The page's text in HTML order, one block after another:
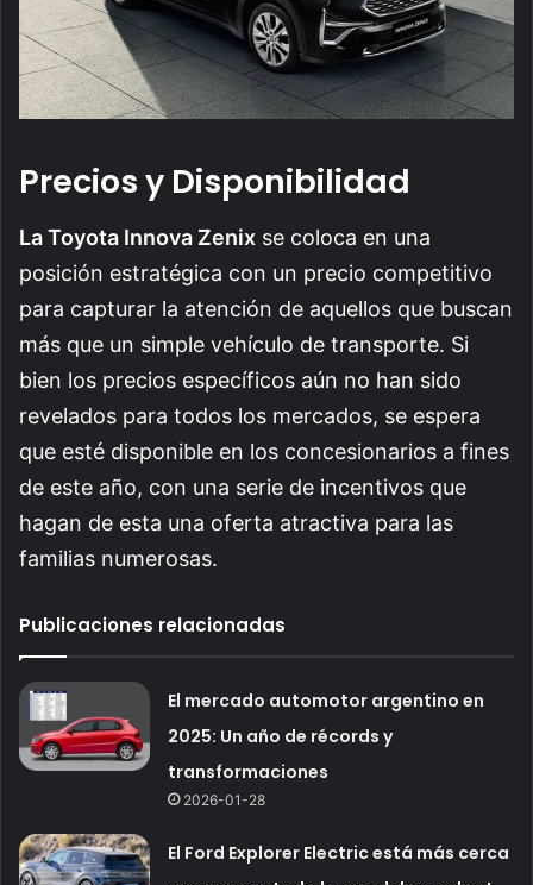
Precios y Disponibilidad
La Toyota Innova Zenix se coloca en una
posición estratégica con un precio competitivo
para capturar la atención de aquellos que buscan
más que un simple vehículo de transporte. Si
bien los precios específicos aún no han sido
revelados para todos los mercados, se espera
que esté disponible en los concesionarios a fines
de este año, con una serie de incentivos que
hagan de esta una oferta atractiva para las
familias numerosas.
Publicaciones relacionadas
El mercado automotor argentino en
2025: Un año de récords y
transformaciones
2026-01-28
El Ford Explorer Electric está más cerca